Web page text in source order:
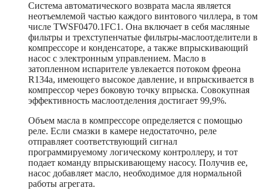
Система автоматического возврата масла является
неотъемлемой частью каждого винтового чиллера, в том
числе TWSF0470.1FC1. Она включает в себя масляные
фильтры и трехступенчатые фильтры-маслоотделители в
компрессоре и конденсаторе, а также впрыскивающий
насос с электронным управлением. Масло в
затопленном испарителе увлекается потоком фреона
R134a, имеющего высокое давление, и впрыскивается в
компрессор через боковую точку впрыска. Совокупная
эффективность маслоотделения достигает 99,9%.
Объем масла в компрессоре определяется с помощью
реле. Если смазки в камере недостаточно, реле
отправляет соответствующий сигнал
программируемому логическому контроллеру, и тот
подает команду впрыскивающему насосу. Получив ее,
насос добавляет масло, необходимое для нормальной
работы агрегата.